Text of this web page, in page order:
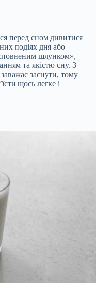
перед сном дивитися
подіях дня або
шлунком»,
та якістю сну. З
заснути, тому
щось легке і